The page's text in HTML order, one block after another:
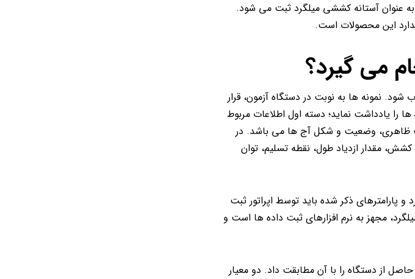
به عنوان آستانه کششی میلگرد ثبت می شود.
این محصولات است.
می گیرد؟
شود. نمونه ها به نوبت در دستگاه آزمون، قرار
را یادداشت نماید؛ دسته اول اطلاعات مربوط
ظاهری، وضعیت و شکل آج ها می باشد. در
مقدار ازدیاد طول، نقطه تسلیم، توان
ذکر شده باید توسط اپراتور ثبت
مجهز به نرم افزارهای ثبت داده ها است و
از دستگاه را با آن مطابقت داد. دو معیار